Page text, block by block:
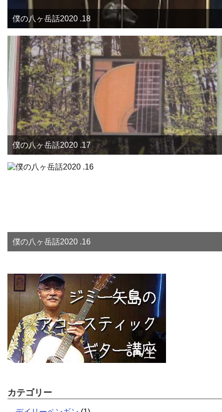
僕の八ヶ岳話2020 .18
僕の八ヶ岳話2020 .17
僕の八ヶ岳話2020 .16
カテゴリー